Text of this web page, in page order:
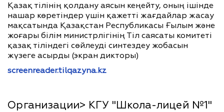
Қазақ тілінің қолдану аясын кеңейту, оның ішінде
нашар көретіндер үшін қажетті жағдайлар жасау
мақсатында Қазақстан Республикасы Ғылым және
жоғары білім министрлігінің Тіл саясаты комитеті
қазақ тіліндегі сөйлеуді синтездеу жобасын
жүзеге асырды (экран дикторы)
screenreader.tilqazyna.kz
Организации> КГУ "Школа-лицей №1"